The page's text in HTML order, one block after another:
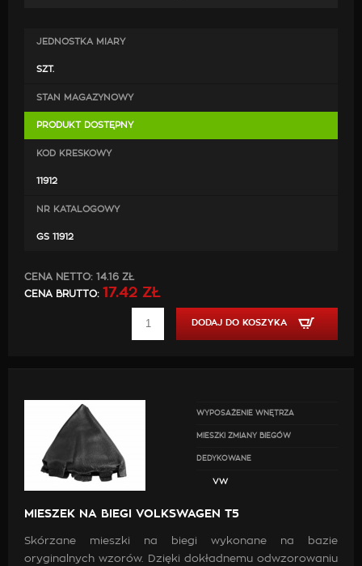
się do poprawy estetyki wewnątrz samochodu.
JEDNOSTKA MIARY
SZT.
STAN MAGAZYNOWY
PRODUKT DOSTĘPNY
KOD KRESKOWY
11912
NR KATALOGOWY
GS 11912
CENA NETTO: 14.16 ZŁ
CENA BRUTTO: 17.42 ZŁ
DODAJ DO KOSZYKA
WYPOSAŻENIE WNĘTRZA
MIESZKI ZMIANY BIEGÓW
DEDYKOWANE
VW
MIESZEK NA BIEGI VOLKSWAGEN T5
Skórzane mieszki na biegi wykonane na bazie
oryginalnych wzorów. Dzięki dokładnemu odwzorowaniu